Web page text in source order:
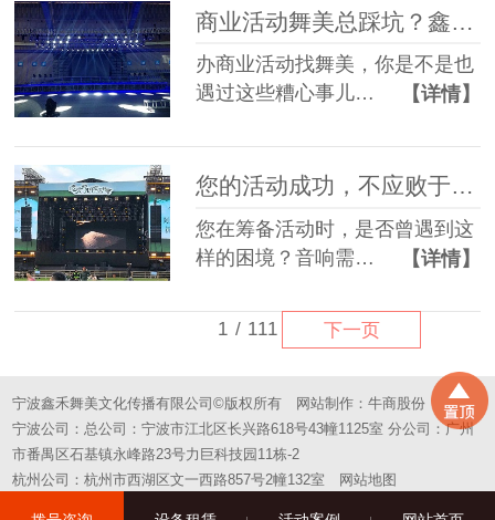
商业活动舞美总踩坑？鑫禾一站式方案帮您避坑
办商业活动找舞美，你是不是也
遇过这些糟心事儿…
【详情】
您的活动成功，不应败于“拼凑”的舞台——选择一站式，选择省心
您在筹备活动时，是否曾遇到这
样的困境？音响需…
【详情】
1 / 111 下一页
宁波鑫禾舞美文化传播有限公司©版权所有 网站制作：牛商股份
宁波公司：总公司：宁波市江北区长兴路618号43幢1125室 分公司：广州
市番禺区石基镇永峰路23号力巨科技园11栋-2
杭州公司：杭州市西湖区文一西路857号2幢132室
网站地图